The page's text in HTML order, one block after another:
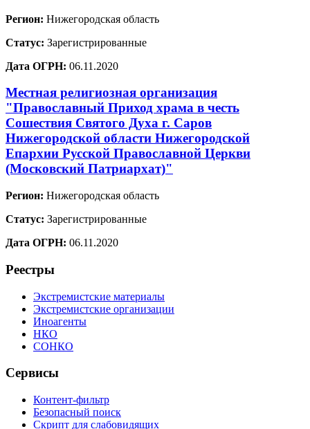
Регион: Нижегородская область
Статус: Зарегистрированные
Дата ОГРН: 06.11.2020
Местная религиозная организация
"Православный Приход храма в честь
Сошествия Святого Духа г. Саров
Нижегородской области Нижегородской
Епархии Русской Православной Церкви
(Московский Патриархат)"
Регион: Нижегородская область
Статус: Зарегистрированные
Дата ОГРН: 06.11.2020
Реестры
Экстремистские материалы
Экстремистские организации
Иноагенты
НКО
СОНКО
Сервисы
Контент-фильтр
Безопасный поиск
Скрипт для слабовидящих